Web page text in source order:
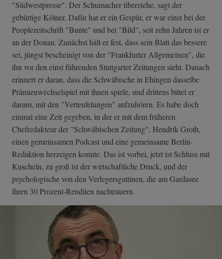
"Südwestpresse". Der Schumacher überziehe, sagt der
gebürtige Kölner. Dafür hat er ein Gespür, er war einst bei der
Peoplezeitschrift "Bunte" und bei "Bild", seit zehn Jahren ist er
an der Donau. Zunächst hält er fest, dass sein Blatt das bessere
sei, jüngst bescheinigt von der "Frankfurter Allgemeinen", die
ihn vor den einst führenden Stuttgarter Zeitungen sieht. Danach
erinnert er daran, dass die Schwäbische in Ehingen dasselbe
Prämienwechselspiel mit ihnen spiele, und drittens bittet er
darum, mit den "Verteufelungen" aufzuhören. Es habe doch
einmal eine Zeit gegeben, in der er mit dem früheren
Chefredakteur der "Schwäbischen Zeitung", Hendrik Groth,
einen gemeinsamen Podcast und eine gemeinsame Berlin-
Redaktion herzeigen konnte. Das ist vorbei, jetzt ist Schluss mit
Kuscheln, zu groß ist der wirtschaftliche Druck, und der
psychologische von den Verlegersgattinen, die am Gardasee
ihren 30 Prozent-Renditen nachtrauern.